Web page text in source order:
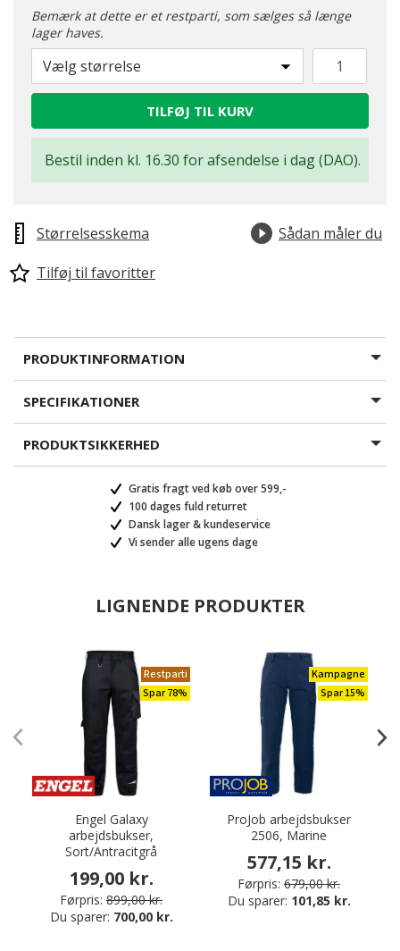
Bemærk at dette er et restparti, som sælges så længe
lager haves.
Vælg størrelse
TILFØJ TIL KURV
Bestil inden kl. 16.30 for afsendelse i dag (DAO).
Størrelsesskema
Sådan måler du
Tilføj til favoritter
PRODUKTINFORMATION
SPECIFIKATIONER
PRODUKTSIKKERHED
Gratis fragt ved køb over 599,-
100 dages fuld returret
Dansk lager & kundeservice
Vi sender alle ugens dage
LIGNENDE PRODUKTER
Restparti
Spar 78%
Engel Galaxy
arbejdsbukser,
Sort/Antracitgrå
199,00 kr.
Førpris: 899,00 kr.
Du sparer: 700,00 kr.
Kampagne
Spar 15%
ProJob arbejdsbukser
2506, Marine
577,15 kr.
Førpris: 679,00 kr.
Du sparer: 101,85 kr.